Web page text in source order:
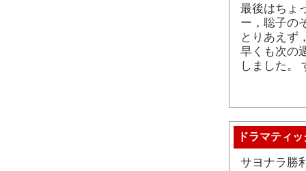
最後はちょ
ー，聡子の
とりあえず
早くも次の
しました。
ドラマティッ
サヨナラ勝